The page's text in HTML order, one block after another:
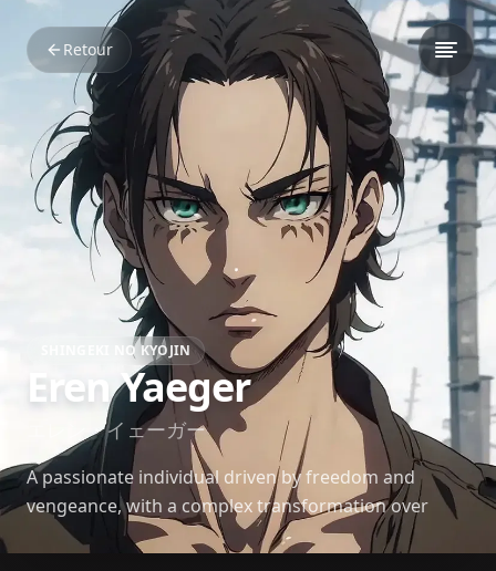
Retour
SHINGEKI NO KYOJIN
Eren Yaeger
エレン・イェーガー
A passionate individual driven by freedom and
vengeance, with a complex transformation over
time.